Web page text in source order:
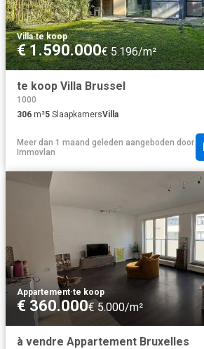
Villa·te koop
€ 1.590.000€ 5.196/m²
te koop Villa Brussel
1000
306 m²5 SlaapkamersVilla
Meer dan 1 maand geleden aangeboden door
Immovlan
Appartement·te koop
€ 360.000€ 5.000/m²
à vendre Appartement Bruxelles